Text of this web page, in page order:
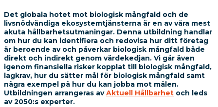
Det globala hotet mot biologisk mångfald och de
livsnödvändiga ekosystemtjänsterna är en av våra mest
akuta hållbarhetsutmaningar. Denna utbildning handlar
om hur du kan identifiera och redovisa hur ditt företag
är beroende av och påverkar biologisk mångfald både
direkt och indirekt genom värdekedjan. Vi går även
igenom finansiella risker kopplat till biologisk mångfald,
lagkrav, hur du sätter mål för biologisk mångfald samt
några exempel på hur du kan jobba mot målen.
Utbildningen arrangeras avAktuell Hållbarhet och leds
av 2050:s experter.